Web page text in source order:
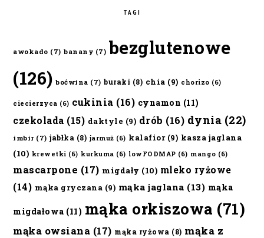
TAGI
awokado (7) banany (7) bezglutenowe
(126) boćwina (7) buraki (8) chia (9) chorizo (6)
ciecierzyca (6) cukinia (16) cynamon (11)
czekolada (15) daktyle (9) drób (16) dynia (22)
imbir (7) jabłka (8) jarmuż (6) kalafior(9) kasza jaglana
(10) krewetki (6) kurkuma (6) lowFODMAP (6) mango (6)
mascarpone (17) migdały (10) mleko ryżowe
(14) mąka gryczana (9) mąka jaglana (13) mąka
migdałowa (11) mąka orkiszowa (71)
mąka owsiana (17) mąka ryżowa (8) mąka z